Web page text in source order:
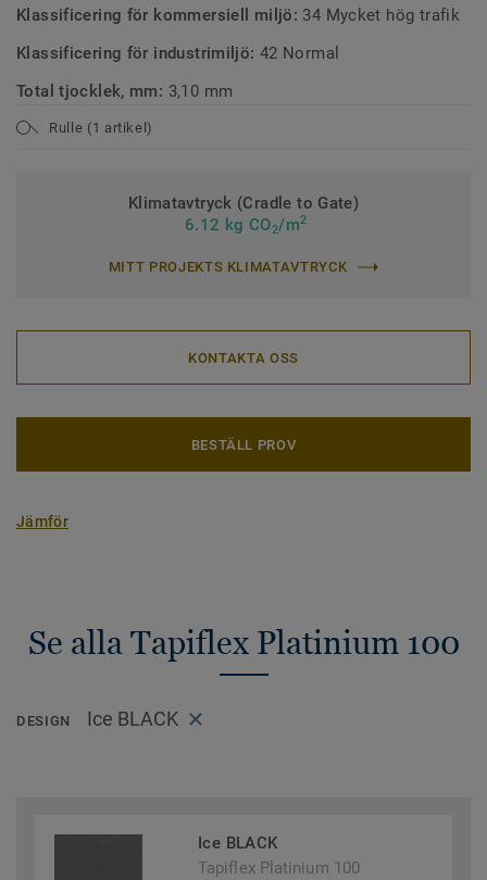
Klassificering för kommersiell miljö: 34 Mycket hög trafik
Klassificering för industrimiljö: 42 Normal
Total tjocklek, mm: 3,10 mm
Rulle (1 artikel)
Klimatavtryck (Cradle to Gate)
6.12 kg CO2/m2
MITT PROJEKTS KLIMATAVTRYCK
KONTAKTA OSS
BESTÄLL PROV
Jämför
Se alla Tapiflex Platinium 100
DESIGN Ice BLACK
Ice BLACK
Tapiflex Platinium 100